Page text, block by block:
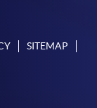
請瀏覽網上
SITEMAP